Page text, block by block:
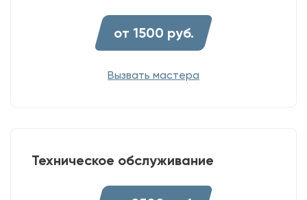
от 1500 руб.
Вызвать мастера
Техническое обслуживание